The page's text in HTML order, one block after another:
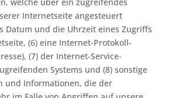
Internetseite angesteuert
Datum und die Uhrzeit eines Zugriffs
(6) eine Internet-Protokoll-
(7) der Internet-Service-
Systems und (8) sonstige
und Informationen, die der